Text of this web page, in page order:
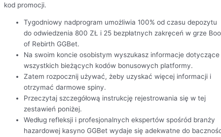
kod promocji.
Tygodniowy nadprogram umożliwia 100% od czasu depozytu
do odwiedzenia 800 ZŁ i 25 bezpłatnych zakręceń w grze
of Rebirth GGBet.
Na swoim koncie osobistym wyszukasz informacje dotyczące
wszystkich bieżących kodów bonusowych platformy.
Zatem rozpocznij używać, żeby uzyskać więcej informacji i
otrzymać darmowe spiny.
Przeczytaj szczegółową instrukcję rejestrowania się w tej
zestawień poniżej.
Według refleksji i profesjonalnych ekspertów spośród branży
hazardowej kasyno GGBet wydaje się adekwatne do